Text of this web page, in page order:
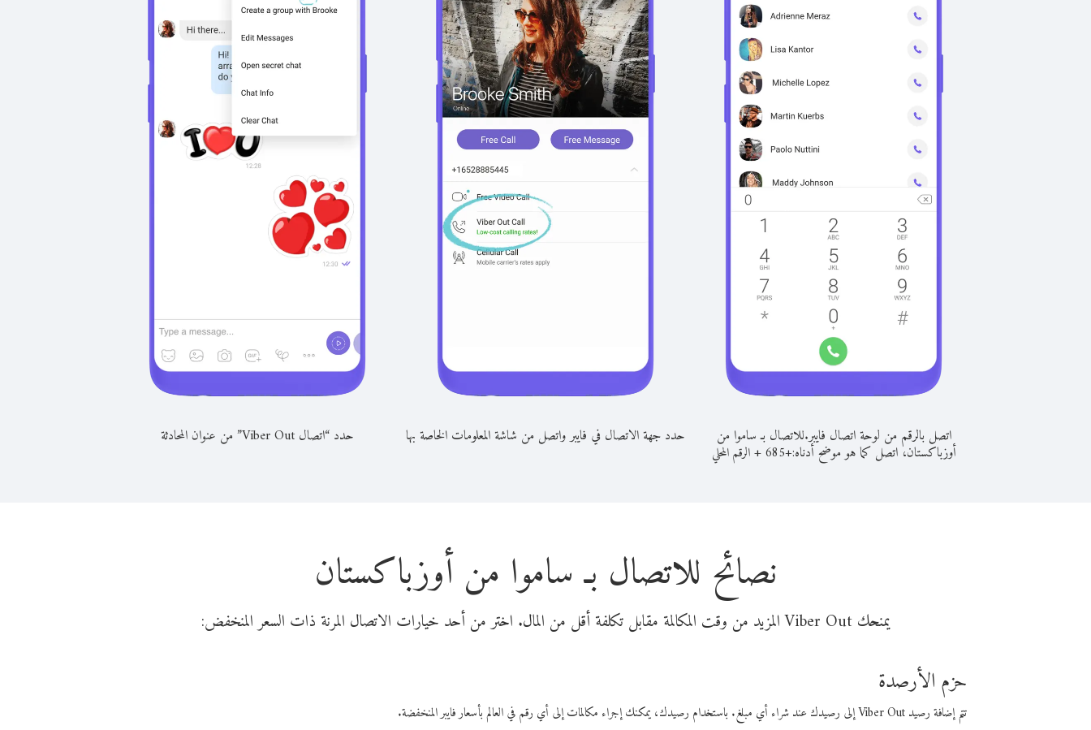
اتصل بالرقم من لوحة اتصال فايبر.للاتصال بـ ساموا من
أوزباكستان، اتصل كما هو موضح أدناه:+
685
+الرقم المحلي
حدد جهة الاتصال في فايبر واتصل من شاشة المعلومات الخاصة بها حدد “اتصال Viber Out” من عنوان المحادثة
نصائح للاتصال بـ ساموا من أوزباكستان
يمنحك Viber Out المزيد من وقت المكالمة مقابل تكلفة أقل من المال. اختر من أحد خيارات الاتصال المرنة ذات السعر المنخفض:
حزم الأرصدة
تتم إضافة رصيد Viber Out إلى رصيدك عند شراء أي مبلغ. باستخدام رصيدك، يمكنك إجراء مكالمات إلى أي رقم في العالم بأسعار فايبر المنخفضة.